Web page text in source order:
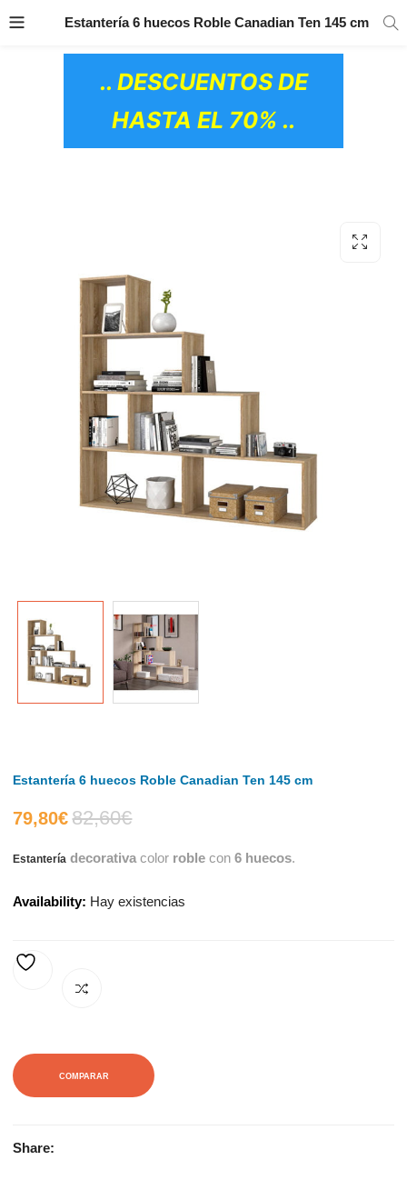
PRODUCTOS
.. DESCUENTOS DE
HASTA EL 70% ..
Estantería 6 huecos Roble Canadian Ten 145 cm
Estantería 6 huecos Roble Canadian Ten 145 cm
79,80€El
precio
actual
79,80€.
82,60€El
precio
original
Estantería decorativa color roble con 6 huecos.
Availability: Hay existencias
COMPARAR
Share: